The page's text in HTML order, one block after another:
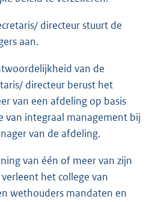
directeur stuurt de
aan.
van de
directeur berust het
van een afdeling op basis
van integraal management bij
van de afdeling.
van één of meer van zijn
het college van
wethouders mandaten en